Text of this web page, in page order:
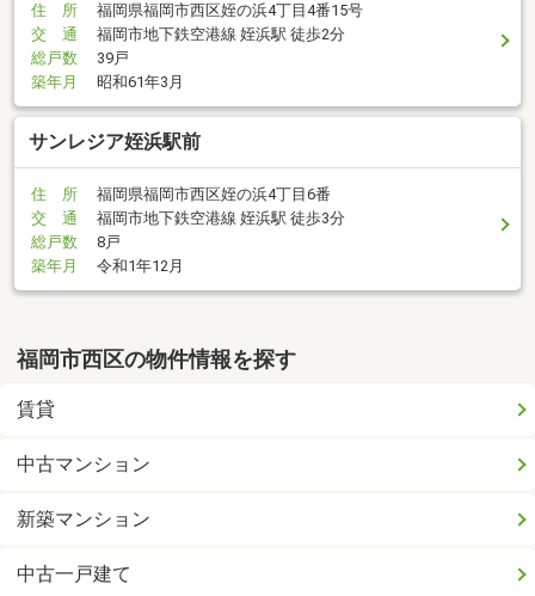
住 所
福岡県福岡市西区姪の浜4丁目4番15号
交 通
福岡市地下鉄空港線 姪浜駅 徒歩2分
総戸数
39戸
築年月
昭和61年3月
サンレジア姪浜駅前
住 所
福岡県福岡市西区姪の浜4丁目6番
交 通
福岡市地下鉄空港線 姪浜駅 徒歩3分
総戸数
8戸
築年月
令和1年12月
福岡市西区の物件情報を探す
賃貸
中古マンション
新築マンション
中古一戸建て